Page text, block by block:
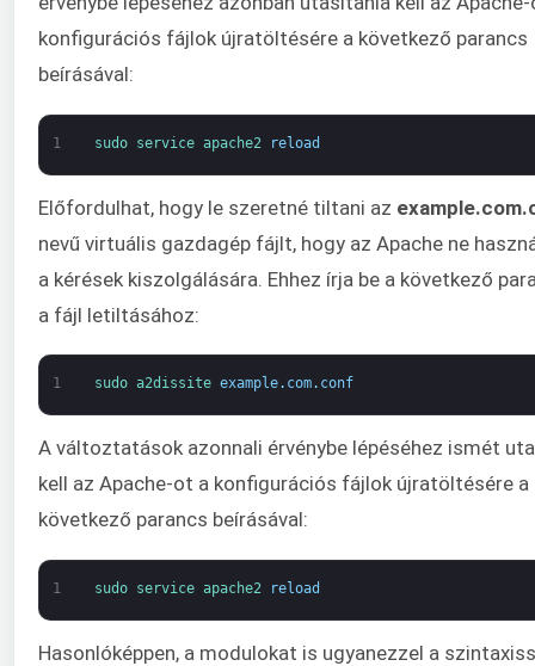
konfigurációs fájlok újratöltésére a következő parancs
beírásával:
1 sudo service apache2 reload
Előfordulhat, hogy le szeretné tiltani az
nevű virtuális gazdagép fájlt, hogy az Apache ne
a kérések kiszolgálására. Ehhez írja be a következő
a fájl letiltásához:
1 sudo a2dissite example. com. conf
A változtatások azonnali érvénybe lépéséhez ismét
kell az Apache-ot a konfigurációs fájlok újratöltésére a
következő parancs beírásával:
1 sudo service apache2 reload
Hasonlóképpen, a modulokat is ugyanezzel a